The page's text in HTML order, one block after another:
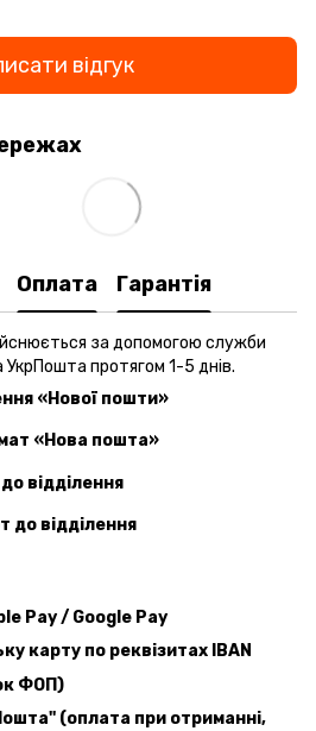
відгук
Оплата Гарантія
за допомогою служби
протягом 1-5 днів.
«Нової пошти»
«Нова пошта»
відділення
до відділення
Pay / Google Pay
карту по реквізитах IBAN
ФОП)
(оплата при отриманні,